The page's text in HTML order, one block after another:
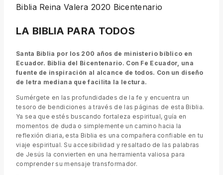
Biblia Reina Valera 2020 Bicentenario
LA BIBLIA PARA TODOS
Santa Biblia por los 200 años de ministerio bíblico en
Ecuador. Biblia del Bicentenario. Con Fe Ecuador, una
fuente de inspiración al alcance de todos. Con un diseño
de letra mediana que facilita la lectura.
Sumérgete en las profundidades de la fe y encuentra un
tesoro de bendiciones a través de las páginas de esta Biblia.
Ya sea que estés buscando fortaleza espiritual, guía en
momentos de duda o simplemente un camino hacia la
reflexión diaria, esta Biblia es una compañera confiable en tu
viaje espiritual. Su accesibilidad y resaltado de las palabras
de Jesús la convierten en una herramienta valiosa para
comprender su mensaje transformador.